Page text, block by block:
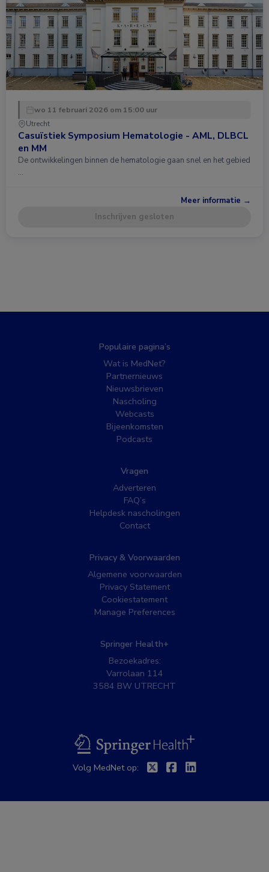
wo 11 februari 2026 om 15:00 uur
Utrecht
Casuïstiek Symposium Hematologie - AML, DLBCL
en MM
De ontwikkelingen binnen de hematologie gaan snel en het gebied
…
Meer informatie →
Inschrijven gesloten
Populaire pagina’s
Wat is MedNet?
Partnernieuws
Nieuwsbrieven
Nascholing
Webcasts
Bijeenkomsten
Podcasts
Vragen
Adverteren
FAQ’s
Helpdesk nascholingen
Contact
Privacy & Voorwaarden
Algemene voorwaarden
Privacy Statement
Cookiestatement
Manage Preferences
Springer Health+
Bezoekadres:
Varrolaan 114
3584 BW UTRECHT
BSL
Volg MedNet op: TwitterFacebook
Linkedin